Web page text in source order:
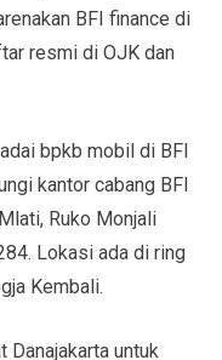
BFI finance di
resmi di OJK dan
bpkb mobil di BFI
kantor cabang BFI
Ruko Monjali
Lokasi ada di ring
Kembali.
Danajakarta untuk